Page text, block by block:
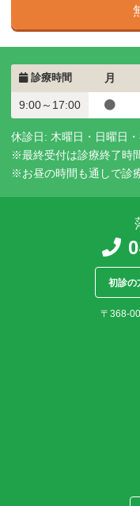
診療時間 月
9:00～17:00
休診日: 木曜日・日曜日
※最終受付は診療終了時
※お昼の時間も通しで診
初診の
〒368-